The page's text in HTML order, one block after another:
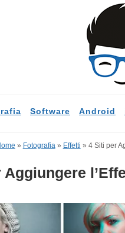
Software Android
» Fotografia» Effetti » 4 Siti per
Aggiungere